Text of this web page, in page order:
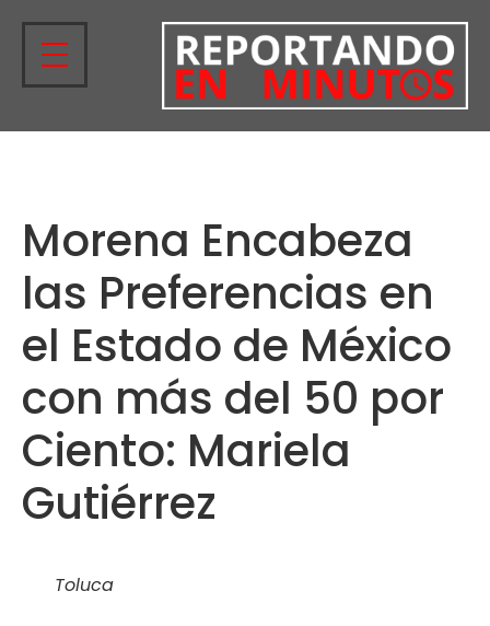
Morena Encabeza
las Preferencias en
el Estado de México
con más del 50 por
Ciento: Mariela
Gutiérrez
Toluca